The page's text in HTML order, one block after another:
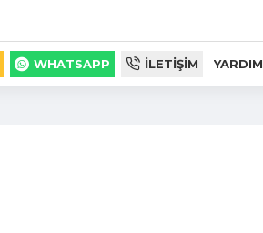
WHATSAPP İLETIŞIM YARDIM